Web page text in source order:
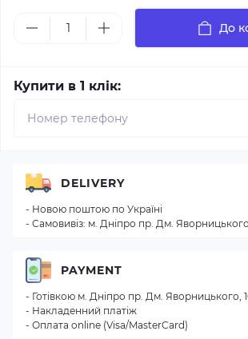
До
Купити в 1 клік:
DELIVERY
- Новою поштою по Україні
- Самовивіз: м. Дніпро пр. Дм.
PAYMENT
- Готівкою м. Дніпро пр. Дм. Яворницького,
- Накладенний платіж
- Оплата online (Visa/MasterCard)